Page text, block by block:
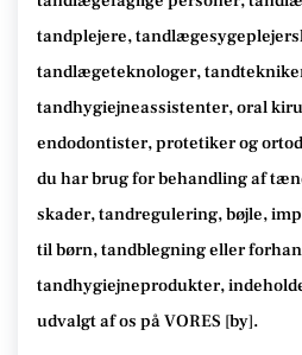
tandplejere,
tandlægeteknologer,
tandhygiejneassistenter, oral
endodontister, protetiker og
du har brug for behandling af
skader, tandregulering, bøjle,
til børn, tandblegning eller
tandhygiejneprodukter,
udvalgt af os på VORES [by].